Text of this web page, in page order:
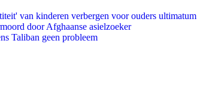
van kinderen verbergen voor ouders ultimatum
door Afghaanse asielzoeker
Taliban geen probleem